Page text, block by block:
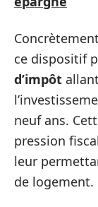
ce dispositif
d’impôt
neuf ans.
pression
leur
de logement.